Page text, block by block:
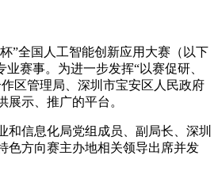
”全国人工智能创新应用大赛（以下
赛事。为进一步发挥“以赛促研、
区管理局、深圳市宝安区人民政府
示、推广的平台。
信息化局党组成员、副局长、深圳
色方向赛主办地相关领导出席并发